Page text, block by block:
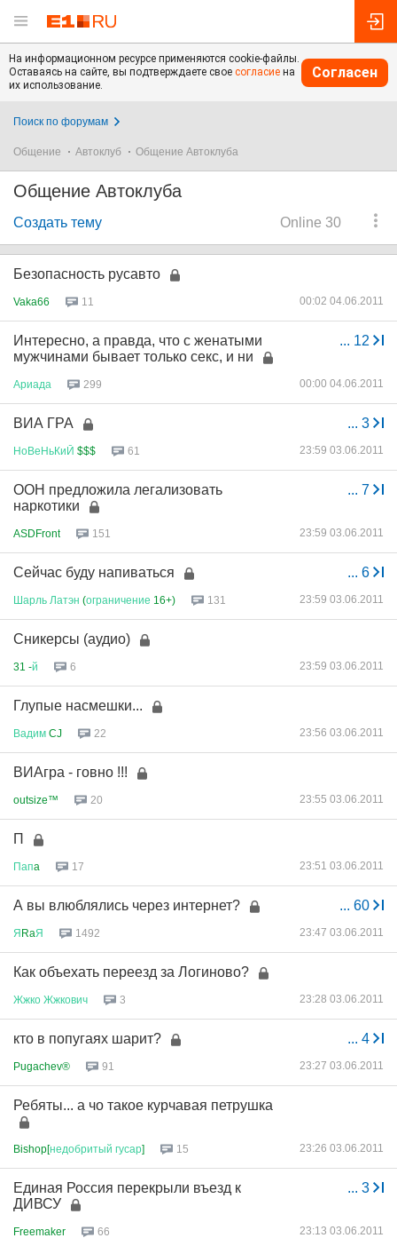
На информационном ресурсе применяются cookie-файлы.
Оставаясь на сайте, вы подтверждаете свое согласие на
их использование.
Согласен
Поиск по форумам
Общение Автоклуб Общение Автоклуба
Общение Автоклуба
Online 30
Создать тему
Безопасность русавто
Vaka66 11 00:02 04.06.2011
... 12
Интересно, а правда, что с женатыми
мужчинами бывает только секс, и ни
Ариада 299 00:00 04.06.2011
... 3
ВИА ГРА
НоВеНьКиЙ $$$ 61 23:59 03.06.2011
... 7
ООН предложила легализовать
наркотики
ASDFront 151 23:59 03.06.2011
... 6
Сейчас буду напиваться
Шарль Латэн (ограничение 16+) 131 23:59 03.06.2011
Сникерсы (аудио)
31 -й 6 23:59 03.06.2011
Глупые насмешки...
Вадим CJ 22 23:56 03.06.2011
ВИАгра - говно !!!
outsize™ 20 23:55 03.06.2011
П
Папa 17 23:51 03.06.2011
... 60
А вы влюблялись через интернет?
ЯRaЯ 1492 23:47 03.06.2011
Как объехать переезд за Логиново?
Жжко Жжкович 3 23:28 03.06.2011
... 4
кто в попугаях шарит?
Pugachev® 91 23:27 03.06.2011
Ребяты... а чо такое курчавая петрушка
Bishop[недобритый гусар] 15 23:26 03.06.2011
... 3
Единая Россия перекрыли въезд к
ДИВСУ
Freemaker 66 23:13 03.06.2011